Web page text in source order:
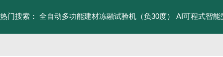
热门搜索： 全自动多功能建材冻融试验机（负30度） AI可程式智能